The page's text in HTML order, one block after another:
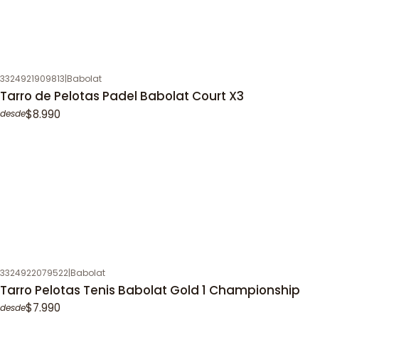
3324921909813|Babolat
Tarro de Pelotas Padel Babolat Court X3
desde$8.990
3324922079522|Babolat
Tarro Pelotas Tenis Babolat Gold 1 Championship
desde$7.990